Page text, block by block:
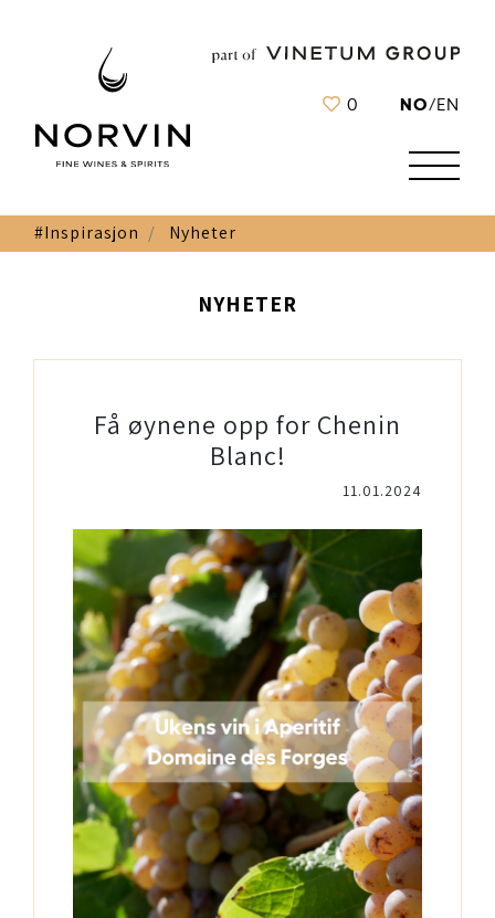
0 NO/EN
#Inspirasjon Nyheter
NYHETER
Få øynene opp for Chenin
Blanc!
11.01.2024